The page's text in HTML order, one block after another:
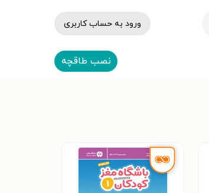
ورود به حساب کاربری
نصب طاقچه